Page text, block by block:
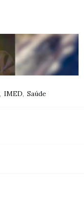
IMED Saúde